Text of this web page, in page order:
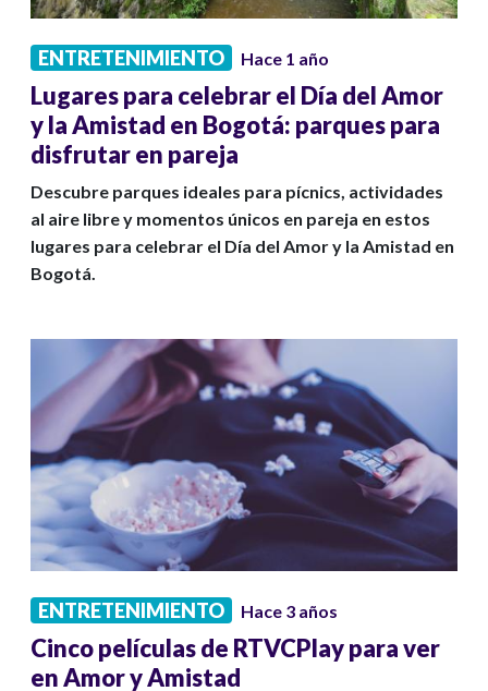
ENTRETENIMIENTO Hace 1 año
Lugares para celebrar el Día del Amor
y la Amistad en Bogotá: parques para
disfrutar en pareja
Descubre parques ideales para pícnics, actividades
al aire libre y momentos únicos en pareja en estos
lugares para celebrar el Día del Amor y la Amistad en
Bogotá.
ENTRETENIMIENTO Hace 3 años
Cinco películas de RTVCPlay para ver
en Amor y Amistad